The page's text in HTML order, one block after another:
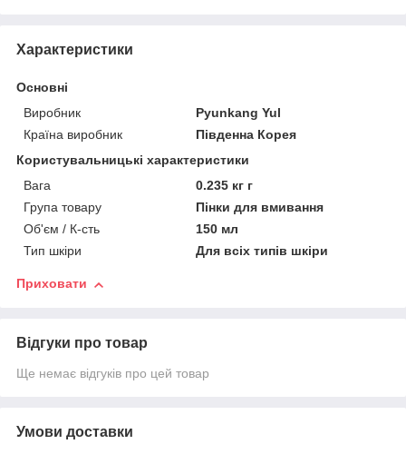
Характеристики
Основні
Виробник
Pyunkang Yul
Країна виробник
Південна Корея
Користувальницькі характеристики
Вага
0.235 кг г
Група товару
Пінки для вмивання
Об'єм / К-сть
150 мл
Тип шкіри
Для всіх типів шкіри
Приховати
Відгуки про товар
Ще немає відгуків про цей товар
Умови доставки